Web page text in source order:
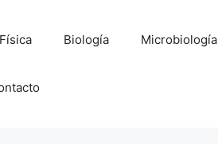
Física Biología Microbiología